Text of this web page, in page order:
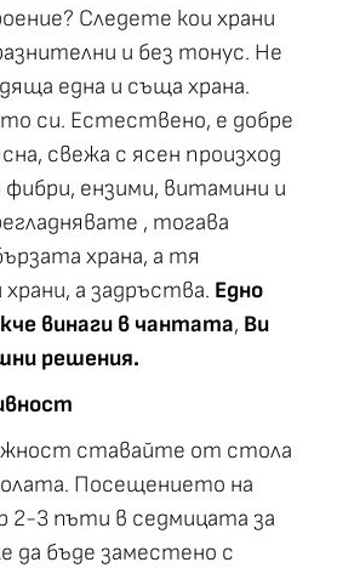
Следете кои храни
и без тонус. Не
една и съща храна.
си. Естествено, е добре
свежа с ясен произход
фибри, ензими, витамини и
, тогава
храна, а тя
а задръства. Едно
винаги в чантата, Ви
решения.
ставайте от стола
Посещението на
2-3 пъти в седмицата за
да бъде заместено с